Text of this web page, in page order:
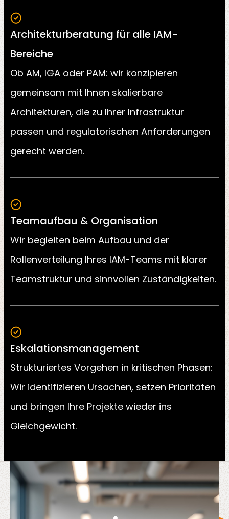
Architekturberatung für alle IAM-
Bereiche
Ob AM, IGA oder PAM: wir konzipieren
gemeinsam mit Ihnen skalierbare
Architekturen, die zu Ihrer Infrastruktur
passen und regulatorischen Anforderungen
gerecht werden.
Teamaufbau & Organisation
Wir begleiten beim Aufbau und der
Rollenverteilung Ihres IAM-Teams mit klarer
Teamstruktur und sinnvollen Zuständigkeiten.
Eskalationsmanagement
Strukturiertes Vorgehen in kritischen Phasen:
Wir identifizieren Ursachen, setzen Prioritäten
und bringen Ihre Projekte wieder ins
Gleichgewicht.